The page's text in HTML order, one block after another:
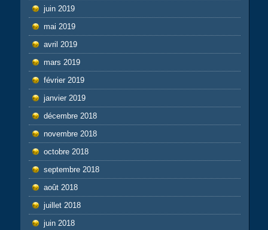
juin 2019
mai 2019
avril 2019
mars 2019
février 2019
janvier 2019
décembre 2018
novembre 2018
octobre 2018
septembre 2018
août 2018
juillet 2018
juin 2018